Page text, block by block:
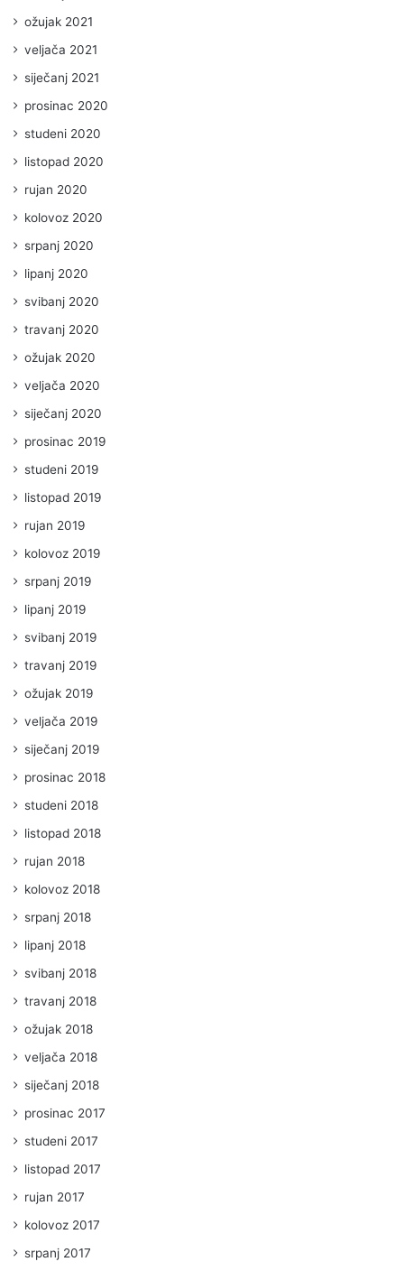
ožujak 2021
veljača 2021
siječanj 2021
prosinac 2020
studeni 2020
listopad 2020
rujan 2020
kolovoz 2020
srpanj 2020
lipanj 2020
svibanj 2020
travanj 2020
ožujak 2020
veljača 2020
siječanj 2020
prosinac 2019
studeni 2019
listopad 2019
rujan 2019
kolovoz 2019
srpanj 2019
lipanj 2019
svibanj 2019
travanj 2019
ožujak 2019
veljača 2019
siječanj 2019
prosinac 2018
studeni 2018
listopad 2018
rujan 2018
kolovoz 2018
srpanj 2018
lipanj 2018
svibanj 2018
travanj 2018
ožujak 2018
veljača 2018
siječanj 2018
prosinac 2017
studeni 2017
listopad 2017
rujan 2017
kolovoz 2017
srpanj 2017